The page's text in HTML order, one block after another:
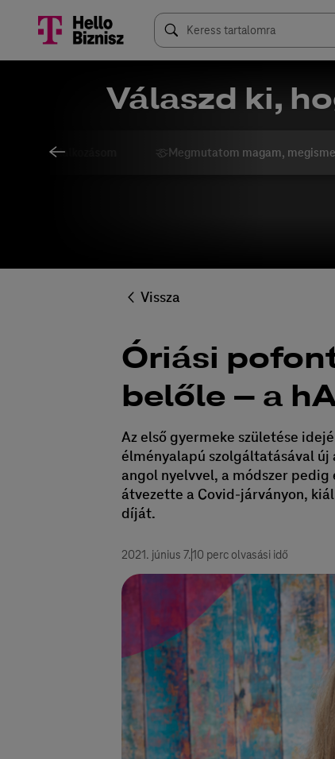
Válaszd ki,
a vállalkozásom Megmutatom magam,
Vissza
Óriási
belőle – a
Az első gyermeke születése
élményalapú szolgáltatásával
angol nyelvvel, a módszer pedig
átvezette a Covid-járványon,
díját.
2021. június 7.10 perc olvasási idő